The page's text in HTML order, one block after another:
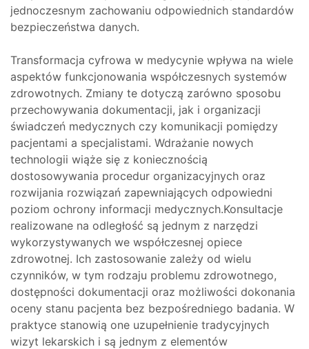
jednoczesnym zachowaniu odpowiednich standardów
bezpieczeństwa danych.
Transformacja cyfrowa w medycynie wpływa na wiele
aspektów funkcjonowania współczesnych systemów
zdrowotnych. Zmiany te dotyczą zarówno sposobu
przechowywania dokumentacji, jak i organizacji
świadczeń medycznych czy komunikacji pomiędzy
pacjentami a specjalistami. Wdrażanie nowych
technologii wiąże się z koniecznością
dostosowywania procedur organizacyjnych oraz
rozwijania rozwiązań zapewniających odpowiedni
poziom ochrony informacji medycznych.Konsultacje
realizowane na odległość są jednym z narzędzi
wykorzystywanych we współczesnej opiece
zdrowotnej. Ich zastosowanie zależy od wielu
czynników, w tym rodzaju problemu zdrowotnego,
dostępności dokumentacji oraz możliwości dokonania
oceny stanu pacjenta bez bezpośredniego badania. W
praktyce stanowią one uzupełnienie tradycyjnych
wizyt lekarskich i są jednym z elementów